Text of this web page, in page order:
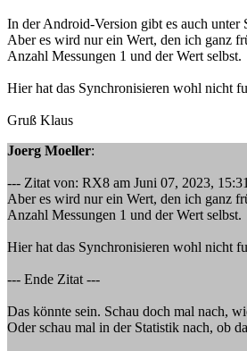
In der Android-Version gibt es auch unter
Aber es wird nur ein Wert, den ich ganz
Anzahl Messungen 1 und der Wert selbst.
Hier hat das Synchronisieren wohl nicht
Gruß Klaus
Joerg Moeller:
--- Zitat von: RX8 am Juni 07, 2023,
Aber es wird nur ein Wert, den ich ganz
Anzahl Messungen 1 und der Wert selbst.
Hier hat das Synchronisieren wohl nicht
--- Ende Zitat ---
Das könnte sein. Schau doch mal nach,
Oder schau mal in der Statistik nach, ob